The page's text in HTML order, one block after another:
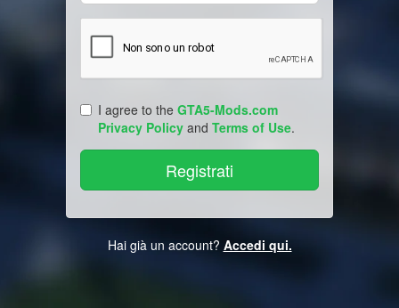
I agree to the GTA5-Mods.com
Privacy Policy and Terms of Use.
Hai già un account? Accedi qui.